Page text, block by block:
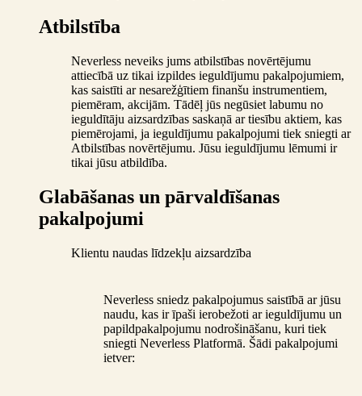
Atbilstība
Neverless neveiks jums atbilstības novērtējumu
attiecībā uz tikai izpildes ieguldījumu pakalpojumiem,
kas saistīti ar nesarežģītiem finanšu instrumentiem,
piemēram, akcijām. Tādēļ jūs negūsiet labumu no
ieguldītāju aizsardzības saskaņā ar tiesību aktiem, kas
piemērojami, ja ieguldījumu pakalpojumi tiek sniegti ar
Atbilstības novērtējumu. Jūsu ieguldījumu lēmumi ir
tikai jūsu atbildība.
Glabāšanas un pārvaldīšanas
pakalpojumi
Klientu naudas līdzekļu aizsardzība
Neverless sniedz pakalpojumus saistībā ar jūsu
naudu, kas ir īpaši ierobežoti ar ieguldījumu un
papildpakalpojumu nodrošināšanu, kuri tiek
sniegti Neverless Platformā. Šādi pakalpojumi
ietver: